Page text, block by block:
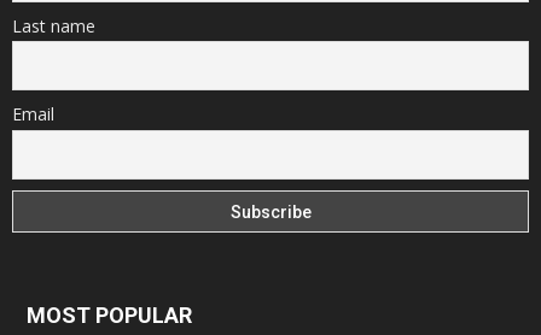
Last name
Email
MOST POPULAR